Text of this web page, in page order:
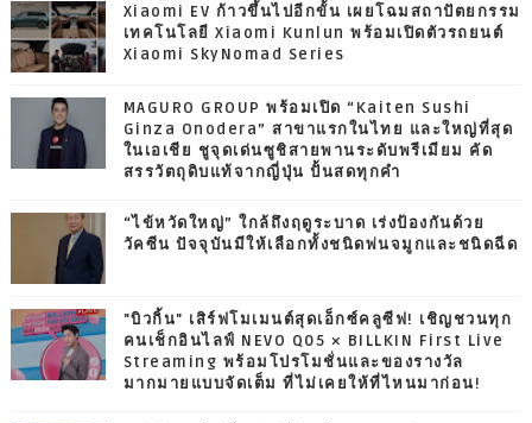
Xiaomi EV ก้าวขึ้นไปอีกขั้น เผยโฉมสถาปัตยกรรม
เทคโนโลยี Xiaomi Kunlun พร้อมเปิดตัวรถยนต์
Xiaomi SkyNomad Series
MAGURO GROUP พร้อมเปิด “Kaiten Sushi
Ginza Onodera” สาขาแรกในไทย และใหญ่ที่สุด
ในเอเชีย ชูจุดเด่นซูชิสายพานระดับพรีเมียม คัด
สรรวัตถุดิบแท้จากญี่ปุ่น ปั้นสดทุกคำ
“ไข้หวัดใหญ่” ใกล้ถึงฤดูระบาด เร่งป้องกันด้วย
วัคซีน ปัจจุบันมีให้เลือกทั้งชนิดพ่นจมูกและชนิดฉีด
"บิวกิ้น" เสิร์ฟโมเมนต์สุดเอ็กซ์คลูซีฟ! เชิญชวนทุก
คนเช็กอินไลฟ์ NEVO Q05 × BILLKIN First Live
Streaming พร้อมโปรโมชั่นและของรางวัล
มากมายแบบจัดเต็ม ที่ไม่เคยให้ที่ไหนมาก่อน!